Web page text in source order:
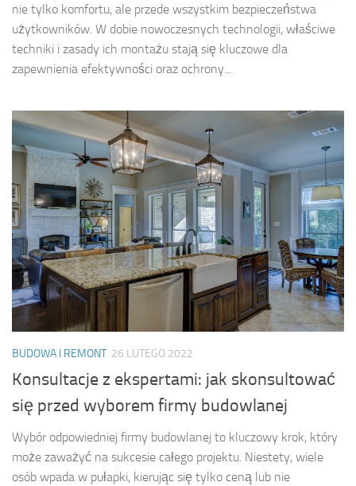
nie tylko komfortu, ale przede wszystkim bezpieczeństwa
użytkowników. W dobie nowoczesnych technologii, właściwe
techniki i zasady ich montażu stają się kluczowe dla
zapewnienia efektywności oraz ochrony...
BUDOWA I REMONT 26 LUTEGO 2022
Konsultacje z ekspertami: jak skonsultować
się przed wyborem firmy budowlanej
Wybór odpowiedniej firmy budowlanej to kluczowy krok, który
może zaważyć na sukcesie całego projektu. Niestety, wiele
osób wpada w pułapki, kierując się tylko ceną lub nie